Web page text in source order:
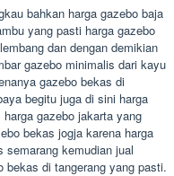
bahkan harga gazebo baja
yang pasti harga gazebo
dan dengan demikian
gazebo minimalis dari kayu
gazebo bekas di
begitu juga di sini harga
gazebo jakarta yang
bekas jogja karena harga
semarang kemudian jual
bekas di tangerang yang pasti.